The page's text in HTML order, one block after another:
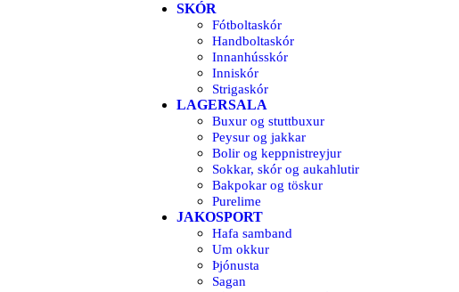
SKÓR
Fótboltaskór
Handboltaskór
Innanhússkór
Inniskór
Strigaskór
LAGERSALA
Buxur og stuttbuxur
Peysur og jakkar
Bolir og keppnistreyjur
Sokkar, skór og aukahlutir
Bakpokar og töskur
Purelime
JAKOSPORT
Hafa samband
Um okkur
Þjónusta
Sagan